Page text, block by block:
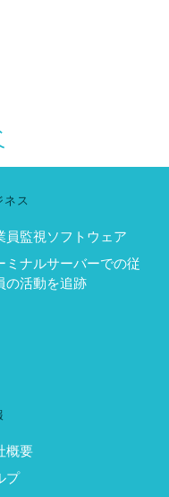
ネス
員監視ソフトウェア
ミナルサーバーでの従
の活動を追跡
概要
プ